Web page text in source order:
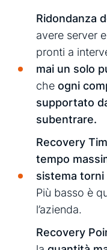
Ridondanza
avere server
pronti a
mai un solo
che ogni
supportato
subentrare.
Recovery
tempo
sistema
Più basso è
l’azienda.
Recovery